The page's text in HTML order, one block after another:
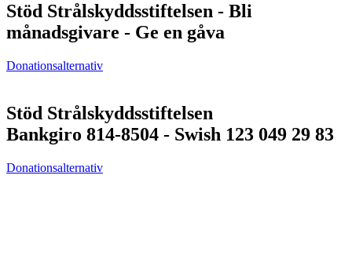
Stöd Strålskyddsstiftelsen - Bli
månadsgivare - Ge en gåva
Donationsalternativ
Stöd Strålskyddsstiftelsen
Bankgiro 814-8504 - Swish 123 049 29 83
Donationsalternativ